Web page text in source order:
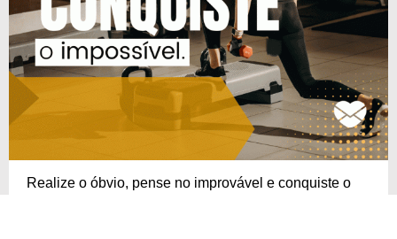
Realize o óbvio, pense no improvável e conquiste o